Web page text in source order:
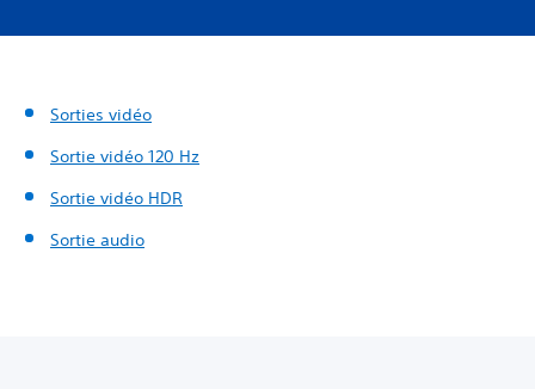
Sorties vidéo
Sortie vidéo 120 Hz
Sortie vidéo HDR
Sortie audio